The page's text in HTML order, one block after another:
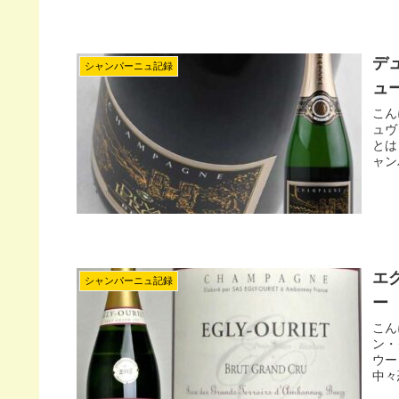
シャンパーニュ記録
デ
ュ
こ
ュ
と
ャ
シャンパーニュ記録
エ
ー
こ
ン
ウ
中